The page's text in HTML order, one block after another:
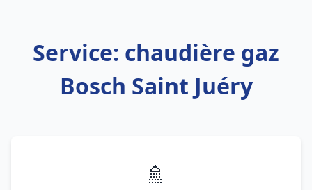
Service: chaudière gaz
Bosch Saint Juéry
🚿